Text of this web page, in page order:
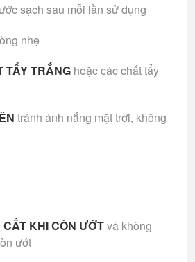
sạch sau mỗi lần sử dụng
nhẹ
TẨY TRẮNG hoặc các chất tẩy
tránh ánh nắng mặt trời, không
CẤT KHI CÒN ƯỚTvà không
ướt